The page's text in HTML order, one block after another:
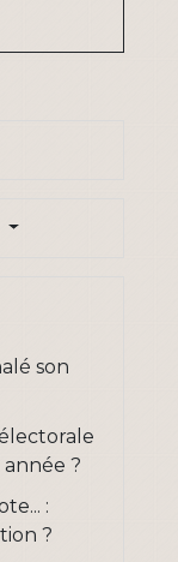
son
?
:
?